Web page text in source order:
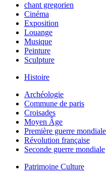
chant gregorien
Cinéma
Exposition
Louange
Musique
Peinture
Sculpture
Histoire
Archéologie
Commune de paris
Croisades
Moyen Âge
Première guerre mondiale
Révolution française
Seconde guerre mondiale
Patrimoine Culture